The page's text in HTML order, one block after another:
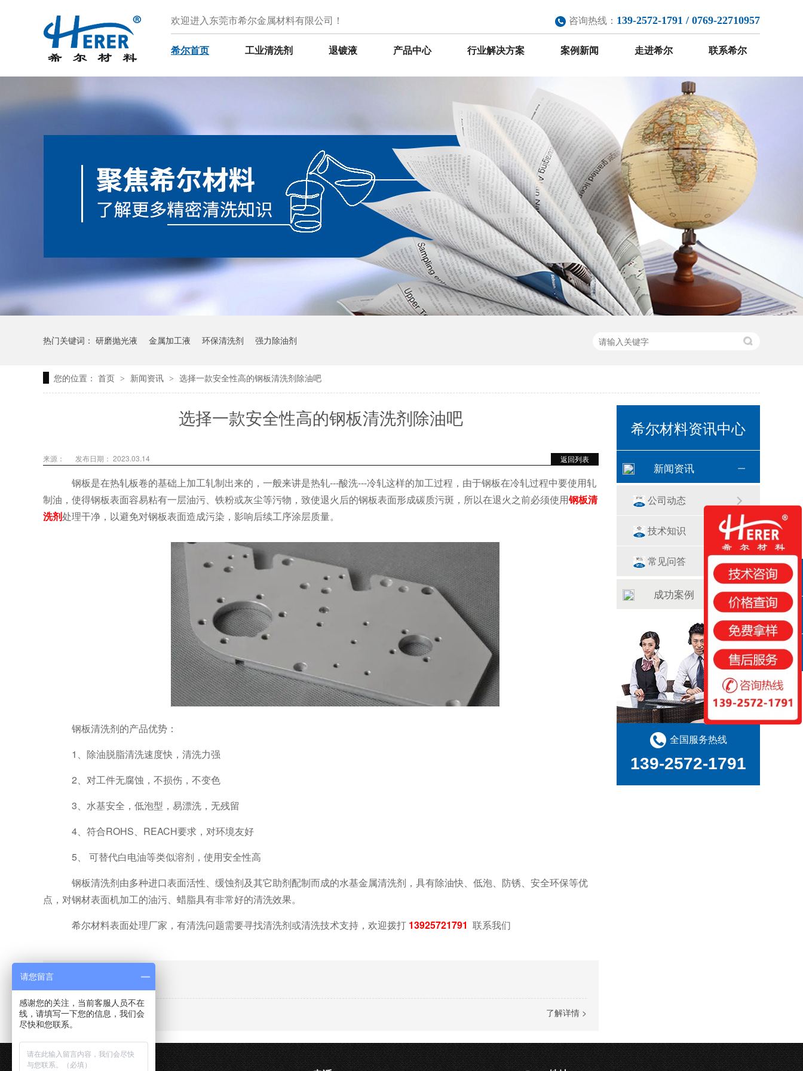
咨询热线： 139-2572-1791 / 0769-22710957
欢迎进入东莞市希尔金属材料有限公司！
希尔首页 工业清洗剂 退镀液 产品中心 行业解决方案 案例新闻 走进希尔 联系希尔
热门关键词： 研磨抛光液 金属加工液 环保清洗剂 强力除油剂
您的位置： 首页 > 新闻资讯 > 选择一款安全性高的钢板清洗剂除油吧
选择一款安全性高的钢板清洗剂除油吧
返回列表
来源： 发布日期： 2023.03.14
钢板是在热轧板卷的基础上加工轧制出来的，一般来讲是热轧---酸洗---冷轧这样的加工过程，由于钢板在冷轧过程中要使用轧
制油，使得钢板表面容易粘有一层油污、铁粉或灰尘等污物，致使退火后的钢板表面形成碳质污斑，所以在退火之前必须使用钢板清
洗剂处理干净，以避免对钢板表面造成污染，影响后续工序涂层质量。
钢板清洗剂的产品优势：
1、除油脱脂清洗速度快，清洗力强
2、对工件无腐蚀，不损伤，不变色
3、水基安全，低泡型，易漂洗，无残留
4、符合ROHS、REACH要求，对环境友好
5、 可替代白电油等类似溶剂，使用安全性高
钢板清洗剂由多种进口表面活性、缓蚀剂及其它助剂配制而成的水基金属清洗剂，具有除油快、低泡、防锈、安全环保等优
点，对钢材表面机加工的油污、蜡脂具有非常好的清洗效果。
希尔材料表面处理厂家，有清洗问题需要寻找清洗剂或清洗技术支持，欢迎拨打 13925721791 联系我们
了解详情 >
希尔材料资讯中心
新闻资讯
公司动态
技术知识
常见问答
成功案例
全国服务热线
139-2572-1791
QQ咨询
咨询热线
扫一扫
请您留言
感谢您的关注，当前客服人员不在
线，请填写一下您的信息，我们会
尽快和您联系。